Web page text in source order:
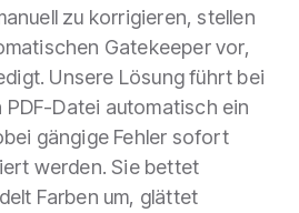
zu korrigieren, stellen
Gatekeeper vor,
Unsere Lösung führt bei
Datei automatisch ein
gängige Fehler sofort
werden. Sie bettet
Farben um, glättet